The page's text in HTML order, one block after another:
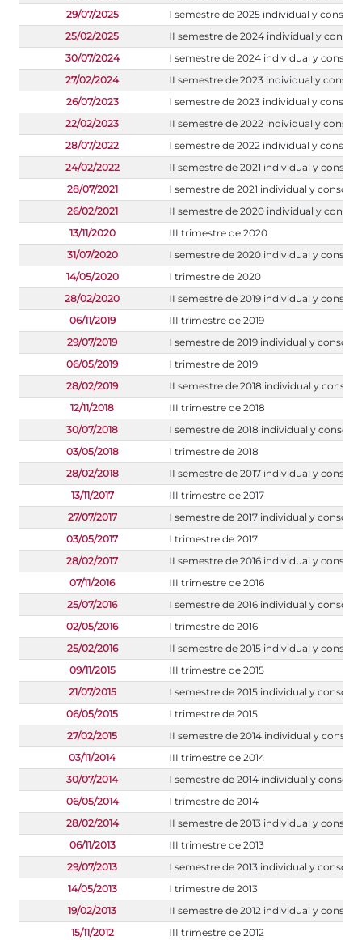
29/07/2025
I semestre de 2025 individual y
25/02/2025
II semestre de 2024 individual y
30/07/2024
I semestre de 2024 individual y
27/02/2024
II semestre de 2023 individual y
26/07/2023
I semestre de 2023 individual y
22/02/2023
II semestre de 2022 individual y
28/07/2022
I semestre de 2022 individual y
24/02/2022
II semestre de 2021 individual y
28/07/2021
I semestre de 2021 individual y
26/02/2021
II semestre de 2020 individual y
13/11/2020
III trimestre de 2020
31/07/2020
I semestre de 2020 individual y
14/05/2020
I trimestre de 2020
28/02/2020
II semestre de 2019 individual y
06/11/2019
III trimestre de 2019
29/07/2019
I semestre de 2019 individual y
06/05/2019
I trimestre de 2019
28/02/2019
II semestre de 2018 individual y
12/11/2018
III trimestre de 2018
30/07/2018
I semestre de 2018 individual y
03/05/2018
I trimestre de 2018
28/02/2018
II semestre de 2017 individual y
13/11/2017
III trimestre de 2017
27/07/2017
I semestre de 2017 individual y
03/05/2017
I trimestre de 2017
28/02/2017
II semestre de 2016 individual y
07/11/2016
III trimestre de 2016
25/07/2016
I semestre de 2016 individual y
02/05/2016
I trimestre de 2016
25/02/2016
II semestre de 2015 individual y
09/11/2015
III trimestre de 2015
21/07/2015
I semestre de 2015 individual y
06/05/2015
I trimestre de 2015
27/02/2015
II semestre de 2014 individual y
03/11/2014
III trimestre de 2014
30/07/2014
I semestre de 2014 individual y
06/05/2014
I trimestre de 2014
28/02/2014
II semestre de 2013 individual y
06/11/2013
III trimestre de 2013
29/07/2013
I semestre de 2013 individual y
14/05/2013
I trimestre de 2013
19/02/2013
II semestre de 2012 individual y
15/11/2012
III trimestre de 2012